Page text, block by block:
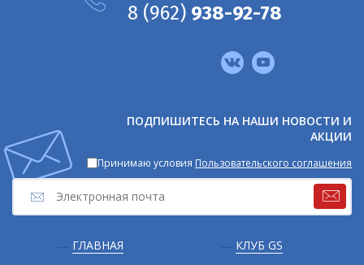
Подвал
ГЛАВНАЯ
КЛУБ GS
ПОДПИШИТЕСЬ НА НАШИ НОВОСТИ И
АКЦИИ
Принимаю условия Пользовательского соглашения
8 (962) 938-92-78